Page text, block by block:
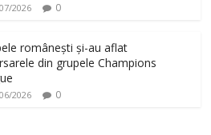
2026 0
românești și-au aflat
din grupele Champions
2026 0